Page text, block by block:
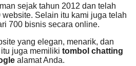
sejak tahun 2012 dan telah
Selain itu kami juga telah
700 bisnis secara online.
yang elegan, menarik, dan
juga memiliki tombol chatting
alamat Anda.